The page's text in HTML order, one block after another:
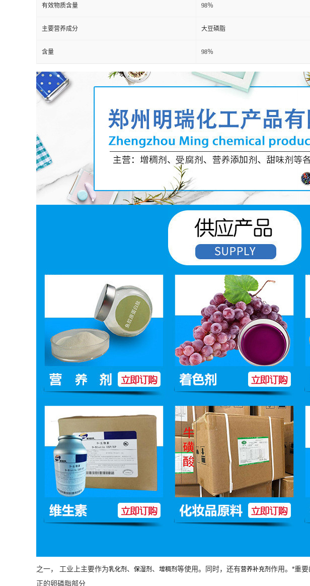
有效物质含量 98％
主要营养成分 大豆磷脂
含量 98％
之一， 工业上主要作为乳化剂 、 保湿剂 、 增稠剂 等使用。同时，还有营养补充剂 作用。*重
正的卵磷脂部分